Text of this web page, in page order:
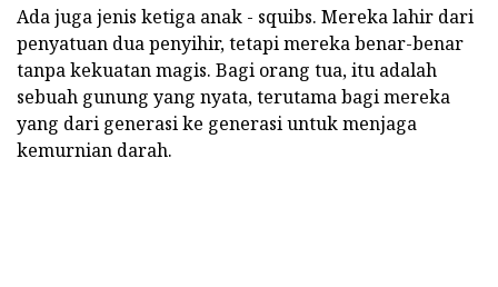
Ada juga jenis ketiga anak - squibs. Mereka lahir dari
penyatuan dua penyihir, tetapi mereka benar-benar
tanpa kekuatan magis. Bagi orang tua, itu adalah
sebuah gunung yang nyata, terutama bagi mereka
yang dari generasi ke generasi untuk menjaga
kemurnian darah.